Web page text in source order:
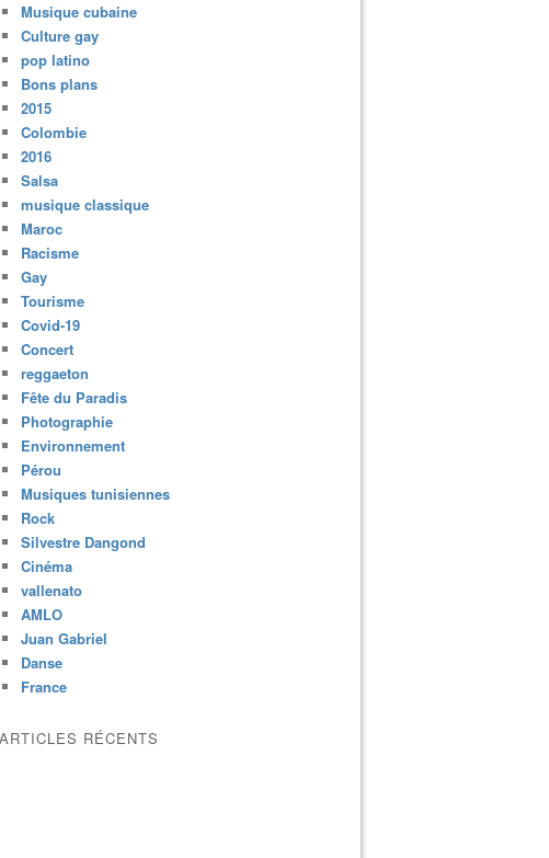
Musique cubaine
Culture gay
pop latino
Bons plans
2015
Colombie
2016
Salsa
musique classique
Maroc
Racisme
Gay
Tourisme
Covid-19
Concert
reggaeton
Fête du Paradis
Photographie
Environnement
Pérou
Musiques tunisiennes
Rock
Silvestre Dangond
Cinéma
vallenato
AMLO
Juan Gabriel
Danse
France
ARTICLES RÉCENTS